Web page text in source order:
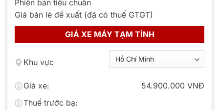
Phiên bản tiêu chuẩn
Giá bán lẻ đề xuất (đã có thuế GTGT)
GIÁ XE MÁY TẠM TÍNH
Khu vực
Giá xe:
54.900.000 VNĐ
Thuế trước bạ: